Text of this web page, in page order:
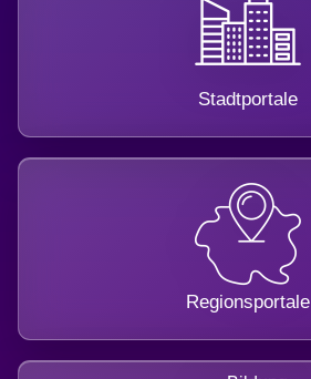
Stadtportale
Regionsportale